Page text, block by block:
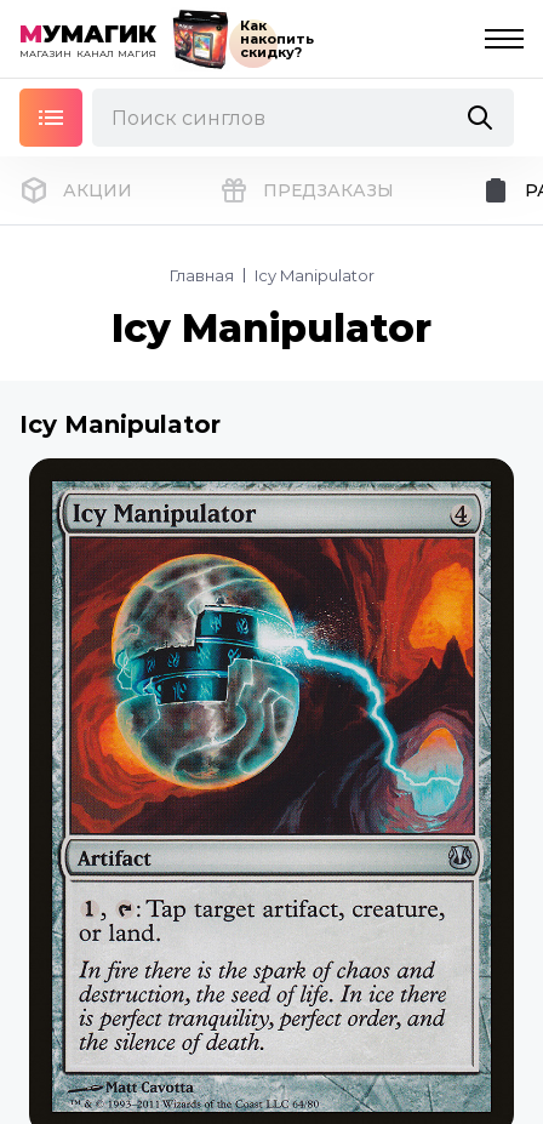
МУМАГИК
МАГАЗИН КАНАЛ МАГИЯ
Как
накопить
скидку?
АКЦИИ ПРЕДЗАКАЗЫ
Главная Icy Manipulator
Icy Manipulator
Icy Manipulator